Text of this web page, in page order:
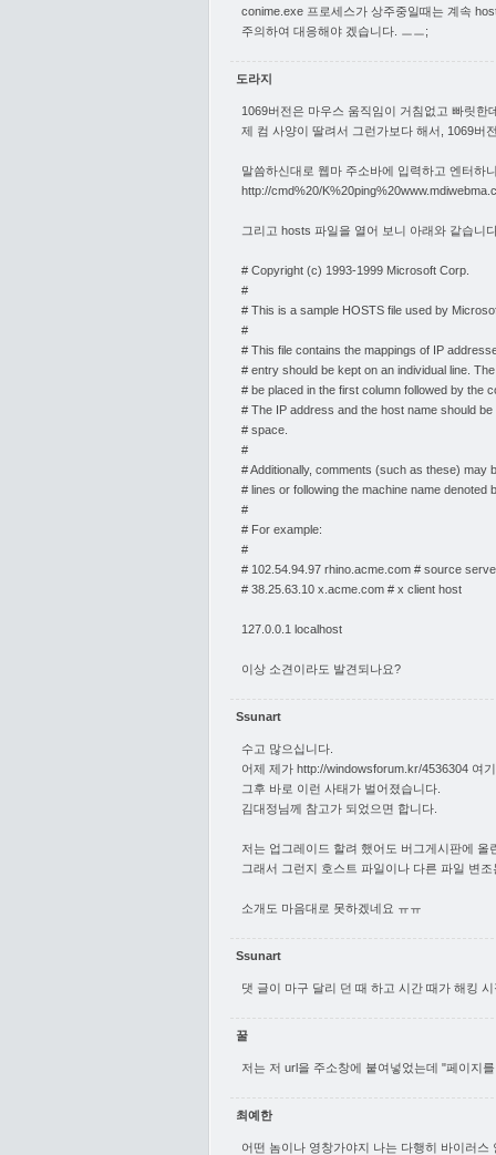
conime.exe 프로세스가 상주중일때는 계속
주의하여 대응해야 겠습니다. ㅡㅡ;
도라지
1069버전은 마우스 움직임이 거침없고 빠릿
제 컴 사양이 딸려서 그런가보다 해서, 1069버
말씀하신대로 웹마 주소바에 입력하고 엔터하
http://cmd%20/
그리고 hosts 파일을 열어 보니 아래와 같습니
# Copyright (c) 1993-1999 Microsoft Corp.
#
# This is a sample HOSTS file used by
#
# This file contains the mappings of IP
# entry should be kept on an individual line.
# be placed in the first column followed by the
# The IP address and the host name should
# space.
#
# Additionally, comments (such as these) may
# lines or following the machine name denoted
#
# For example:
#
# 102.54.94.97 rhino.acme.com # source
# 38.25.63.10 x.acme.com # x client host
127.0.0.1 localhost
이상 소견이라도 발견되나요?
Ssunart
수고 많으십니다.
어제 제가 http://windowsforum.kr/4536304 여
그후 바로 이런 사태가 벌어졌습니다.
김대정님께 참고가 되었으면 합니다.
저는 업그레이드 할려 했어도 버그게시판에 올
그래서 그런지 호스트 파일이나 다른 파일 변
소개도 마음대로 못하겠네요 ㅠㅠ
Ssunart
댓 글이 마구 달리 던 때 하고 시간 때가 해킹
꿀
저는 저 url을 주소창에 붙여넣었는데 "페이지
최예한
어떤 놈이나 영창가야지 나는 다행히 바이러